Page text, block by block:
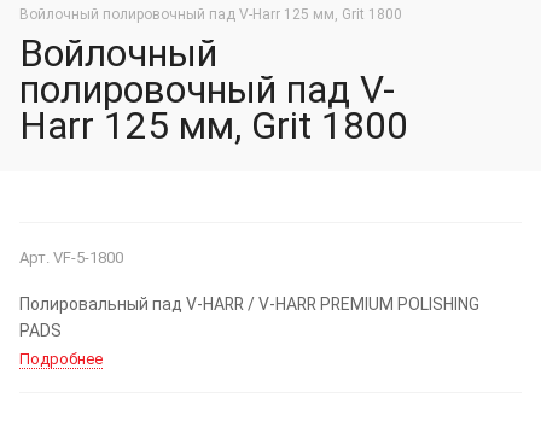
Войлочный полировочный пад V-Harr 125 мм, Grit 1800
Войлочный
полировочный пад V-
Harr 125 мм, Grit 1800
Арт. VF-5-1800
Полировальный пад V-HARR / V-HARR PREMIUM POLISHING
PADS
Подробнее